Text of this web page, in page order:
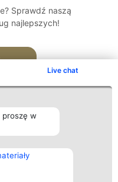
Live chat
proszę w
Sprawdź naszą
najlepszych!
Kontakt
Kontakt